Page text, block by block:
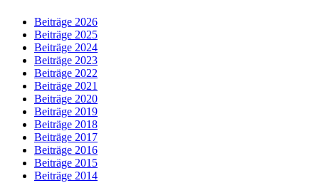
Beiträge 2026
Beiträge 2025
Beiträge 2024
Beiträge 2023
Beiträge 2022
Beiträge 2021
Beiträge 2020
Beiträge 2019
Beiträge 2018
Beiträge 2017
Beiträge 2016
Beiträge 2015
Beiträge 2014